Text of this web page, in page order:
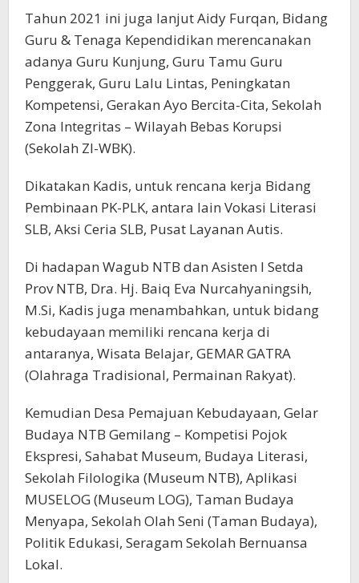
Tahun 2021 ini juga lanjut Aidy Furqan, Bidang
Guru & Tenaga Kependidikan merencanakan
adanya Guru Kunjung, Guru Tamu Guru
Penggerak, Guru Lalu Lintas, Peningkatan
Kompetensi, Gerakan Ayo Bercita-Cita, Sekolah
Zona Integritas – Wilayah Bebas Korupsi
(Sekolah ZI-WBK).
Dikatakan Kadis, untuk rencana kerja Bidang
Pembinaan PK-PLK, antara lain Vokasi Literasi
SLB, Aksi Ceria SLB, Pusat Layanan Autis.
Di hadapan Wagub NTB dan Asisten I Setda
Prov NTB, Dra. Hj. Baiq Eva Nurcahyaningsih,
M.Si, Kadis juga menambahkan, untuk bidang
kebudayaan memiliki rencana kerja di
antaranya, Wisata Belajar, GEMAR GATRA
(Olahraga Tradisional, Permainan Rakyat).
Kemudian Desa Pemajuan Kebudayaan, Gelar
Budaya NTB Gemilang – Kompetisi Pojok
Ekspresi, Sahabat Museum, Budaya Literasi,
Sekolah Filologika (Museum NTB), Aplikasi
MUSELOG (Museum LOG), Taman Budaya
Menyapa, Sekolah Olah Seni (Taman Budaya),
Politik Edukasi, Seragam Sekolah Bernuansa
Lokal.